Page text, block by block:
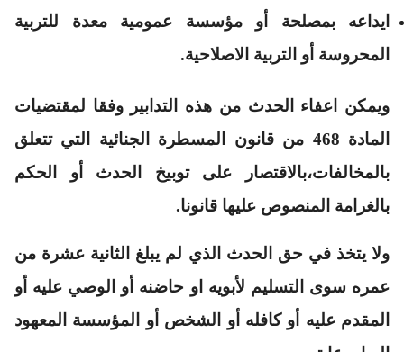
ايداعه بمصلحة أو مؤسسة عمومية معدة للتربية
المحروسة أو التربية الاصلاحية.
ويمكن اعفاء الحدث من هذه التدابير وفقا لمقتضيات
المادة 468 من قانون المسطرة الجنائية التي تتعلق
بالمخالفات،بالاقتصار على توبيخ الحدث أو الحكم
بالغرامة المنصوص عليها قانونا.
ولا يتخذ في حق الحدث الذي لم يبلغ الثانية عشرة من
عمره سوى التسليم لأبويه او حاضنه أو الوصي عليه أو
المقدم عليه أو كافله أو الشخص أو المؤسسة المعهود